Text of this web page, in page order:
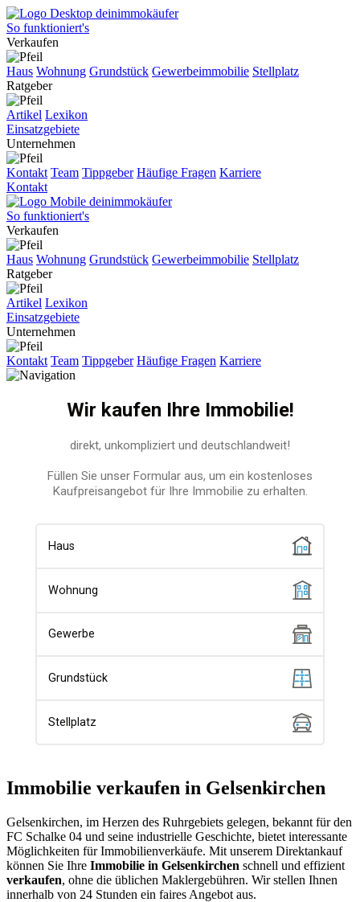
So funktioniert's
Verkaufen
Haus Wohnung Grundstück Gewerbeimmobilie Stellplatz
Ratgeber
Artikel Lexikon
Einsatzgebiete
Unternehmen
Kontakt Team Tippgeber Häufige Fragen Karriere
Kontakt
So funktioniert's
Verkaufen
Haus Wohnung Grundstück Gewerbeimmobilie Stellplatz
Ratgeber
Artikel Lexikon
Einsatzgebiete
Unternehmen
Kontakt Team Tippgeber Häufige Fragen Karriere
Immobilie verkaufen in Gelsenkirchen
Gelsenkirchen, im Herzen des Ruhrgebiets gelegen, bekannt für den
FC Schalke 04 und seine industrielle Geschichte, bietet interessante
Möglichkeiten für Immobilienverkäufe. Mit unserem Direktankauf
können Sie Ihre Immobilie in Gelsenkirchen schnell und effizient
verkaufen, ohne die üblichen Maklergebühren. Wir stellen Ihnen
innerhalb von 24 Stunden ein faires Angebot aus.